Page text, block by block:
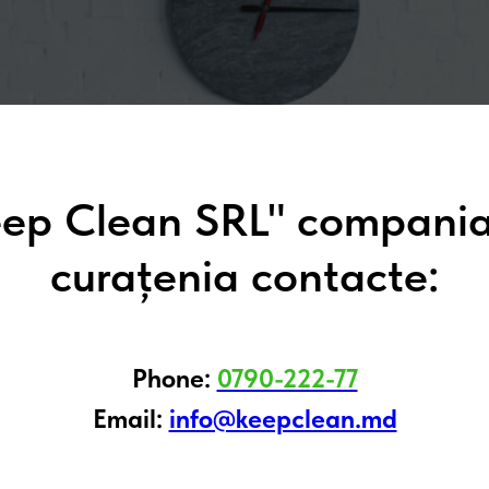
Clean SRL"
curațenia contacte:
Phone: 0790-222-77
Email: info@keepclean.md